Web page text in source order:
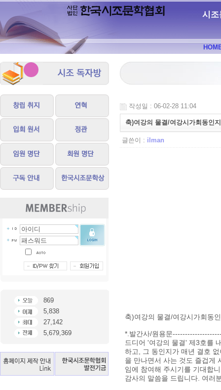
시조
869
5,838
27,142
5,679,369
작성일 : 06-02-28 11:04
축)여강의 물결/여강시가회동인
글쓴이 : ilman
축)여강의 물결/여강시가회동
*.발간사/원용문
드디어 '여강의 물결' 제3호를
하고, 그 동인지가 매년 결호
을 만나면서 사는 것도 즐겁게
임에 참여해 주시기를 기대합
감사의 말씀을 드